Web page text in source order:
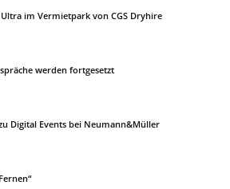
im Vermietpark von CGS Dryhire
werden fortgesetzt
Digital Events bei Neumann&Müller